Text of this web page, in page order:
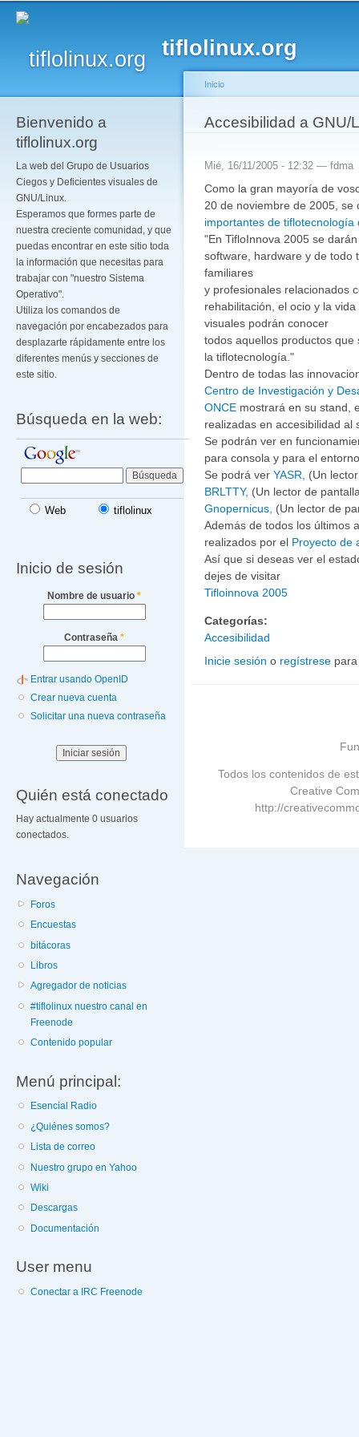
tiflolinux.org
Bienvenido a
tiflolinux.org
La web del Grupo de Usuarios
Ciegos y Deficientes visuales de
GNU/Linux.
Esperamos que formes parte de
nuestra creciente comunidad, y que
puedas encontrar en este sitio toda
la información que necesitas para
trabajar con "nuestro Sistema
Operativo".
Utiliza los comandos de
navegación por encabezados para
desplazarte rápidamente entre los
diferentes menús y secciones de
este sitio.
Búsqueda en la web:
Web tiflolinux
Inicio de sesión
Nombre de usuario *
Contraseña *
Entrar usando OpenID
Crear nueva cuenta
Solicitar una nueva contraseña
Quién está conectado
Hay actualmente 0 usuarios
conectados.
Navegación
Foros
Encuestas
bitácoras
Libros
Agregador de noticias
#tiflolinux nuestro canal en
Freenode
Contenido popular
Menú principal:
Esencial Radio
¿Quiénes somos?
Lista de correo
Nuestro grupo en Yahoo
Wiki
Descargas
Documentación
User menu
Conectar a IRC Freenode
Se encuentra usted
Inicio
Accesibilidad a GNU/
Mié, 16/11/2005 - 12:32 — fdma
Como la gran mayoría de
20 de noviembre de 2005, se
importantes de
"En TifloInnova 2005 se
software, hardware y de todo
familiares
y profesionales relacionados
rehabilitación, el ocio y la
visuales podrán conocer
todos aquellos productos
la tiflotecnología."
Dentro de todas las
Centro de Investigación y
ONCE mostrará en su stand,
realizadas en accesibilidad al
Se podrán ver en
para consola y para el
Se podrá ver YASR, (Un
BRLTTY, (Un lector de
Gnopernicus, (Un lector de
Además de todos los últimos
realizados por el Proyecto de
Así que si deseas ver el
dejes de visitar
Tifloinnova 2005
Categorías:
Accesibilidad
Inicie sesión o regístrese
Todos los contenidos de
Creative
http://